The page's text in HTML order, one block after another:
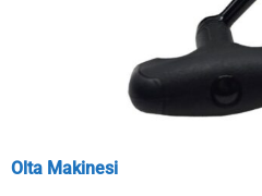
Olta Makinesi